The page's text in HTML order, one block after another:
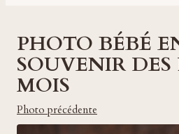
PHOTO BÉBÉ
SOUVENIR DES
MOIS
Photo précédente